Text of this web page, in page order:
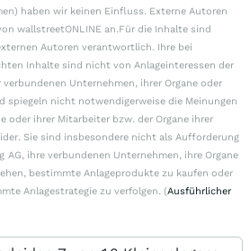
haben wir keinen Einfluss. Externe Autoren
wallstreetONLINE an.Für die Inhalte sind
Autoren verantwortlich. Ihre bei
Inhalte sind nicht von Anlageinteressen der
Unternehmen, ihrer Organe oder
spiegeln nicht notwendigerweise die Meinungen
oder ihrer Mitarbeiter bzw. der Organe ihrer
Sie sind insbesondere nicht als Aufforderung
ihre verbundenen Unternehmen, ihre Organe
bestimmte Anlageprodukte zu kaufen oder
Anlagestrategie zu verfolgen. (Ausführlicher